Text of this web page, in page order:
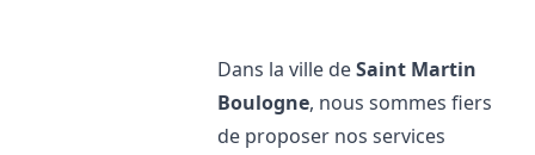
Dans la ville deSaint Martin
Boulogne, nous sommes fiers
de proposer nos services